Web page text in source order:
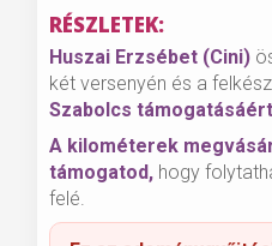
RÉSZLETEK:
Huszai Erzsébet (Cini)
két versenyén és a
Szabolcs
A kilométerek
támogatod, hogy
felé.